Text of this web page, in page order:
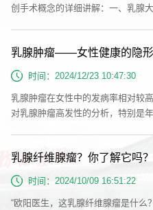
创手术概念的详细讲解：一、乳腺
患者的生活质量和健康状况产生显
危害：1.影响美观：乳腺大肿瘤在
美观度。2.恶化风...
乳腺肿瘤——女性健康的隐
时间：2024/12/23 10:47:30
乳腺肿瘤在女性中的发病率相对较
对乳腺肿瘤高发性的分析，特别是
是女性乳房的常见疾病，包括良性
腺瘤、乳管内乳头状瘤等，恶性肿
腺癌是女性最常...
乳腺纤维腺瘤？你了解它吗？
时间：2024/10/09 16:51:22
“欧阳医生，这乳腺纤维腺瘤是什么